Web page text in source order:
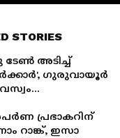
STORIES
അടിച്ച്
ഗുരുവായൂർ
പ്രഭാകറിന്
റാങ്ക്, ഇസാ